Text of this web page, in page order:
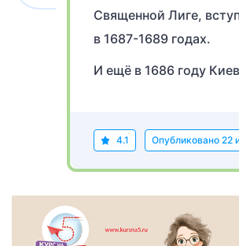
Священной Лиге,
в 1687-1689 годах.
И ещё в 1686 году
4.1 Опубликовано 22